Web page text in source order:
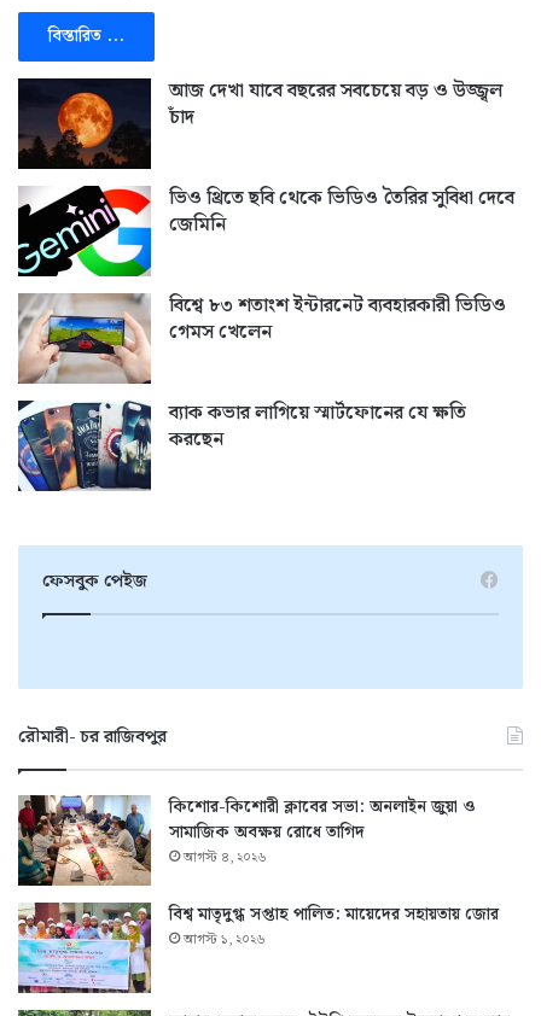
বিস্তারিত ...
আজ দেখা যাবে বছরের সবচেয়ে বড় ও উজ্জ্বল
চাঁদ
ভিও থ্রিতে ছবি থেকে ভিডিও তৈরির সুবিধা দেবে
জেমিনি
বিশ্বে ৮৩ শতাংশ ইন্টারনেট ব্যবহারকারী ভিডিও
গেমস খেলেন
ব্যাক কভার লাগিয়ে স্মার্টফোনের যে ক্ষতি
করছেন
ফেসবুক পেইজ
রৌমারী- চর রাজিবপুর
কিশোর-কিশোরী ক্লাবের সভা: অনলাইন জুয়া ও
সামাজিক অবক্ষয় রোধে তাগিদ
আগস্ট ৪, ২০২৬
বিশ্ব মাতৃদুগ্ধ সপ্তাহ পালিত: মায়েদের সহায়তায় জোর
আগস্ট ১, ২০২৬